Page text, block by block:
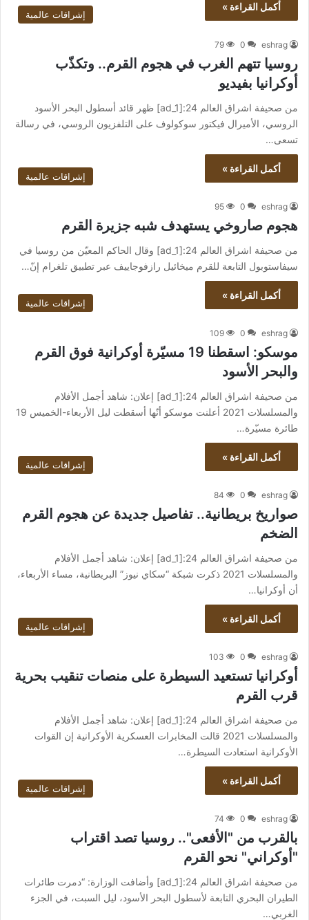
أكمل القراءة »
إشراقات عالمية
eshrag
0
79
روسيا تتهم الغرب في هجوم القرم.. وتكذّب
أوكرانيا بفيديو
من صحيفة اشراق العالم 24:[ad_1] ظهر قائد أسطول البحر الأسود
الروسي، الأميرال فيكتور سوكولوف على التلفزيون الروسي، في رسالة
تسعى…
أكمل القراءة »
إشراقات عالمية
eshrag
0
95
هجوم صاروخي يستهدف شبه جزيرة القرم
من صحيفة اشراق العالم 24:[ad_1] وقال الحاكم المعيّن من روسيا في
سيفاستوبول التابعة للقرم ميخائيل رازفوجاييف عبر تطبيق تلغرام إنّ…
أكمل القراءة »
إشراقات عالمية
eshrag
0
109
موسكو: اسقطنا 19 مسيّرة أوكرانية فوق القرم
والبحر الأسود
من صحيفة اشراق العالم 24:[ad_1] إعلان: شاهد أجمل الأفلام
والمسلسلات 2021 أعلنت موسكو أنّها أسقطت ليل الأربعاء-الخميس 19
طائرة مسيّرة…
أكمل القراءة »
إشراقات عالمية
eshrag
0
84
صواريخ بريطانية.. تفاصيل جديدة عن هجوم القرم
الضخم
من صحيفة اشراق العالم 24:[ad_1] إعلان: شاهد أجمل الأفلام
والمسلسلات 2021 ذكرت شبكة “سكاي نيوز” البريطانية، مساء الأربعاء،
أن أوكرانيا…
أكمل القراءة »
إشراقات عالمية
eshrag
0
103
أوكرانيا تستعيد السيطرة على منصات تنقيب بحرية
قرب القرم
من صحيفة اشراق العالم 24:[ad_1] إعلان: شاهد أجمل الأفلام
والمسلسلات 2021 قالت المخابرات العسكرية الأوكرانية إن القوات
الأوكرانية استعادت السيطرة…
أكمل القراءة »
إشراقات عالمية
eshrag
0
74
بالقرب من "الأفعى".. روسيا تصد اقتراب
"أوكراني" نحو القرم
من صحيفة اشراق العالم 24:[ad_1] وأضافت الوزارة: “دمرت طائرات
الطيران البحري التابعة لأسطول البحر الأسود، ليل السبت، في الجزء
الغربي…